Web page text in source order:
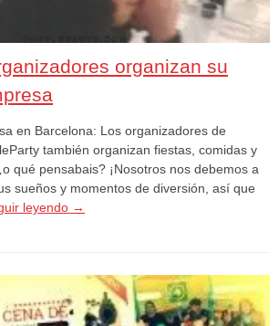
organizan su
en Barcelona: Los organizadores de
también organizan fiestas, comidas y
qué pensabais? ¡Nosotros nos debemos a
sueños y momentos de diversión, así que
leyendo →